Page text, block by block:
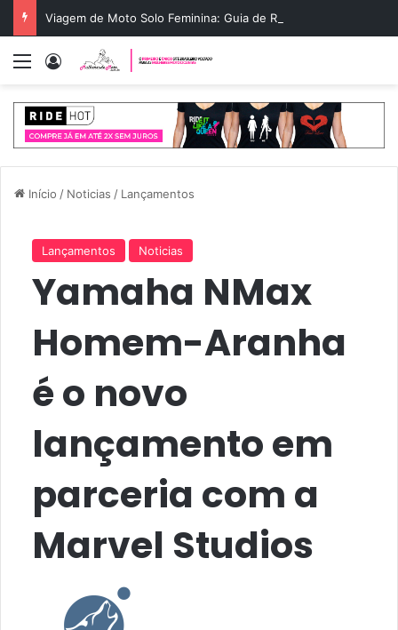
Menu Entrar
Início / Noticias / Lançamentos
Lançamentos Noticias
Yamaha NMax
Homem-Aranha
é o novo
lançamento em
parceria com a
Marvel Studios